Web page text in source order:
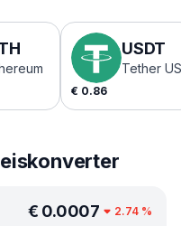
USDT
Tether
€ 0.86
€ 0.0007 2.74 %